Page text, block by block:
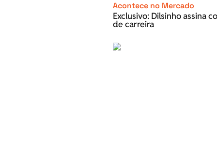
Acontece no Mercado
Exclusivo: Dilsinho assina
de carreira